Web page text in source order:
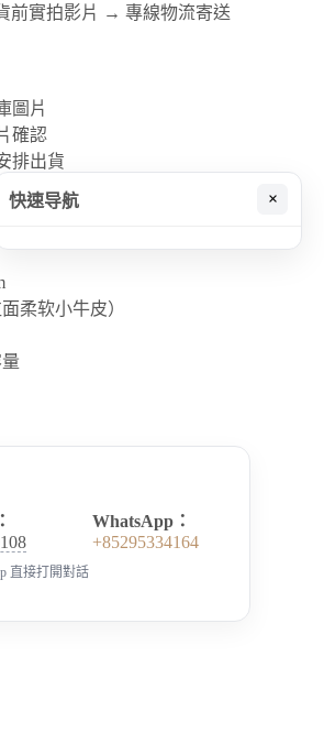
實拍影片 → 專線物流寄送
圖片
確認
排出貨
柔软小牛皮）
WhatsApp：
+85295334164
直接打開對話
快速导航 ×